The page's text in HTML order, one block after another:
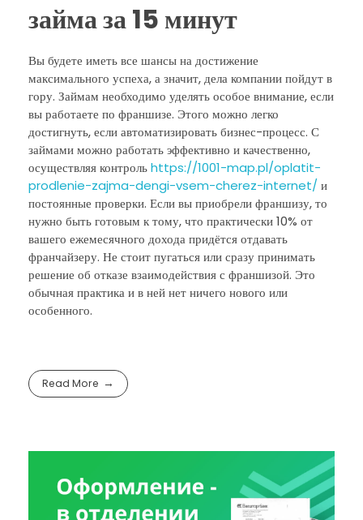
займа за 15 минут
Вы будете иметь все шансы на достижение
максимального успеха, а значит, дела компании пойдут в
гору. Займам необходимо уделять особое внимание, если
вы работаете по франшизе. Этого можно легко
достигнуть, если автоматизировать бизнес-процесс. С
займами можно работать эффективно и качественно,
осуществляя контрольhttps://1001-map.pl/oplatit-
prodlenie-zajma-dengi-vsem-cherez-internet/и
постоянные проверки. Если вы приобрели франшизу, то
нужно быть готовым к тому, что практически 10% от
вашего ежемесячного дохода придётся отдавать
франчайзеру. Не стоит пугаться или сразу принимать
решение об отказе взаимодействия с франшизой. Это
обычная практика и в ней нет ничего нового или
особенного.
Read More